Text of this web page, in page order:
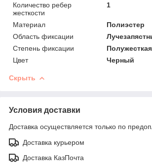
Количество ребер
жесткости
1
Материал
Полиэстер
Область фиксации
Степень фиксации
Цвет
Черный
Скрыть
Условия доставки
Доставка осуществляется только по
Доставка курьером
Доставка КазПочта